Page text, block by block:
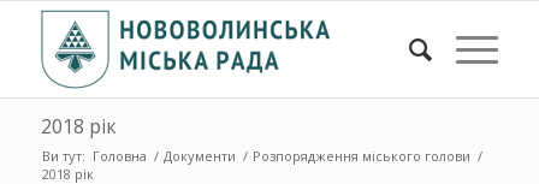
2018 рік
Ви тут: Головна / Документи / Розпорядження міського голови /
2018 рік